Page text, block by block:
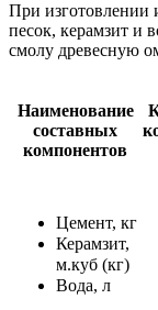
При изготовлении
песок, керамзит и
cмолу древесную
Наименование
составных
компонентов
Цемент, кг
Керамзит,
м.куб (кг)
Вода, л